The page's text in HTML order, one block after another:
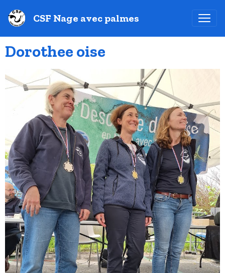
CSF Nage avec palmes
Dorothee oise